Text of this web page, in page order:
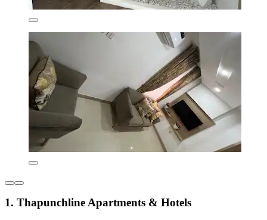
1. Thapunchline Apartments & Hotels